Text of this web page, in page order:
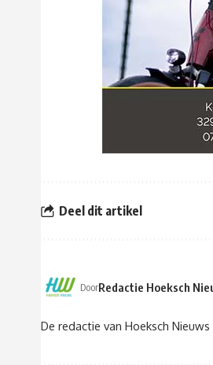
Deel dit artikel
DoorRedactie Hoeksch
De redactie van Hoeksch